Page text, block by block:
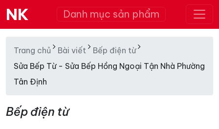
NK Danh mục sản phẩm
Trang chủ Bài viết
Bếp điện từ
Sửa Bếp Từ - Sửa Bếp Hồng Ngoại Tận Nhà Phường
Tân Định
Bếp điện từ